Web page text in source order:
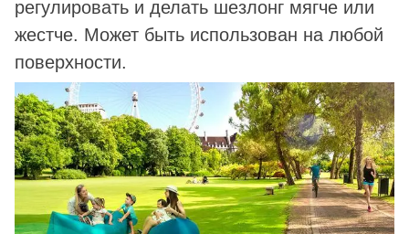
регулировать и делать шезлонг мягче или
жестче. Может быть использован на любой
поверхности.